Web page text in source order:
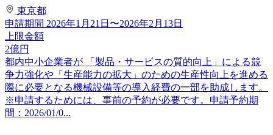
東京都
申請期間 2026年1月21日〜2026年2月13日
上限金額
2億円
都内中小企業者が 「製品・サービスの質的向上」による競
争力強化や「生産能力の拡大」のための生産性向上を進める
際に必要となる機械設備等の導入経費の一部を助成します。
※申請するためには、事前の予約が必要です。申請予約期
間：2026/01/0...